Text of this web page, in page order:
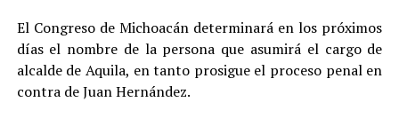
El Congreso de Michoacán determinará en los próximos
días el nombre de la persona que asumirá el cargo de
alcalde de Aquila, en tanto prosigue el proceso penal en
contra de Juan Hernández.